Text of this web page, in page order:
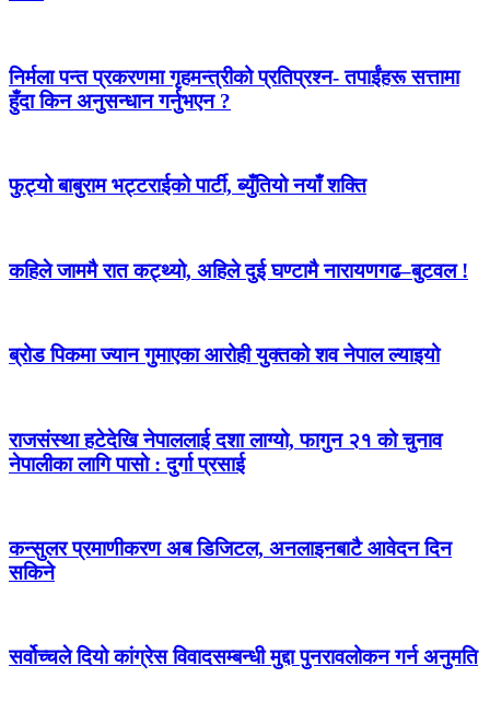
निर्मला पन्त प्रकरणमा गृहमन्त्रीको प्रतिप्रश्न- तपाईंहरू सत्तामा
हुँदा किन अनुसन्धान गर्नुभएन ?
फुट्यो बाबुराम भट्टराईको पार्टी, ब्युँतियो नयाँ शक्ति
कहिले जाममै रात कट्थ्यो, अहिले दुई घण्टामै नारायणगढ–बुटवल !
ब्रोड पिकमा ज्यान गुमाएका आरोही युक्तको शव नेपाल ल्याइयो
राजसंस्था हटेदेखि नेपाललाई दशा लाग्यो, फागुन २१ को चुनाव
नेपालीका लागि पासो : दुर्गा प्रसाई
कन्सुलर प्रमाणीकरण अब डिजिटल, अनलाइनबाटै आवेदन दिन
सकिने
सर्वोच्चले दियो कांग्रेस विवादसम्बन्धी मुद्दा पुनरावलोकन गर्न अनुमति